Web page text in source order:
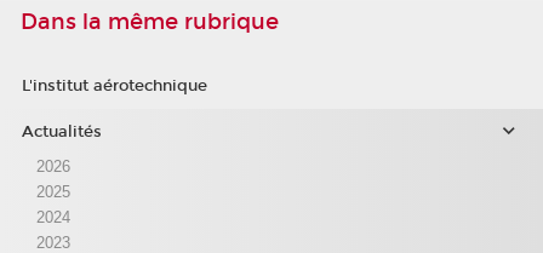
Dans la même rubrique
L'institut aérotechnique
Actualités
2026
2025
2024
2023